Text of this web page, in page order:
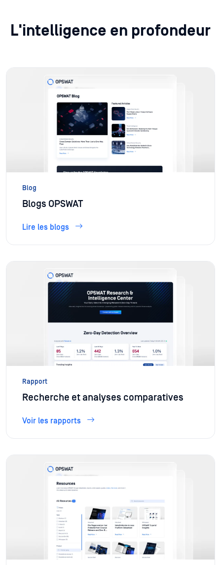
L'intelligence en profondeur
Blog
Blogs OPSWAT
Lire les blogs
Rapport
Recherche et analyses comparatives
Voir les rapports